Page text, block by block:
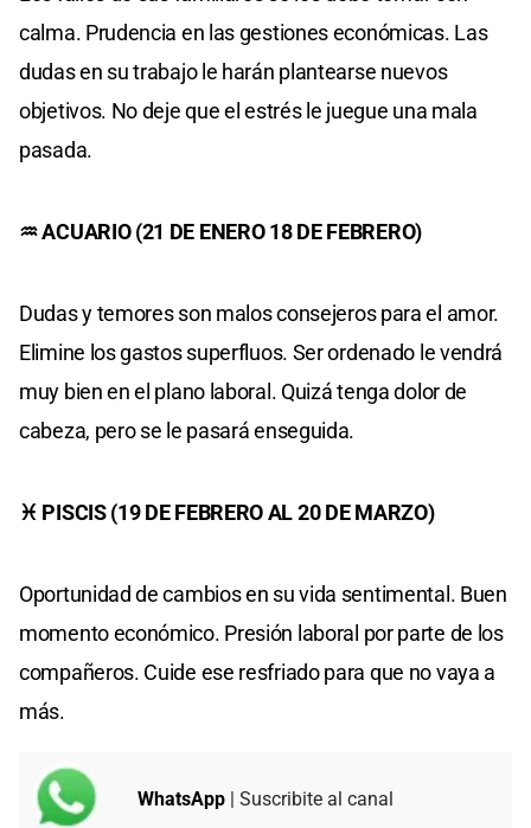
calma. Prudencia en las gestiones económicas. Las
dudas en su trabajo le harán plantearse nuevos
objetivos. No deje que el estrés le juegue una mala
pasada.
♒ ACUARIO (21 DE ENERO 18 DE FEBRERO)
Dudas y temores son malos consejeros para el amor.
Elimine los gastos superfluos. Ser ordenado le vendrá
muy bien en el plano laboral. Quizá tenga dolor de
cabeza, pero se le pasará enseguida.
♓ PISCIS (19 DE FEBRERO AL 20 DE MARZO)
Oportunidad de cambios en su vida sentimental. Buen
momento económico. Presión laboral por parte de los
compañeros. Cuide ese resfriado para que no vaya a
más.
WhatsApp | Suscribite al canal